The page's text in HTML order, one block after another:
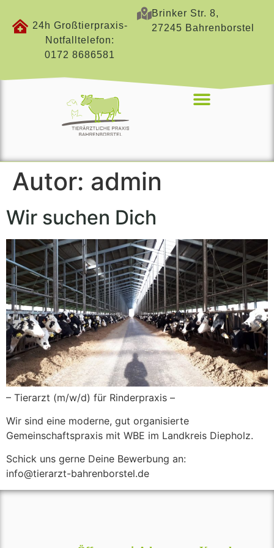
24h Großtierpraxis-
Notfalltelefon:
0172 8686581
Brinker Str. 8,
27245 Bahrenborstel
Autor: admin
Wir suchen Dich
– Tierarzt (m/w/d) für Rinderpraxis –
Wir sind eine moderne, gut organisierte
Gemeinschaftspraxis mit WBE im Landkreis Diepholz.
Schick uns gerne Deine Bewerbung an:
info@tierarzt-bahrenborstel.de